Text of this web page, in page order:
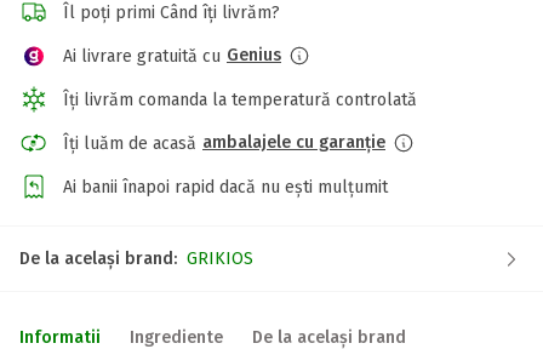
Îl poți primi Când îți livrăm?
Ai livrare gratuită cu Genius
Îți livrăm comanda la temperatură controlată
Îți luăm de acasă ambalajele cu garanție
Ai banii înapoi rapid dacă nu ești mulțumit
De la același brand: GRIKIOS
Informatii Ingrediente De la același brand